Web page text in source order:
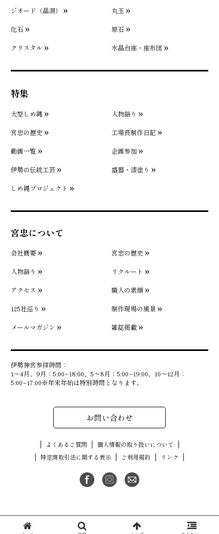
ジオード（晶洞）
丸玉
化石
原石
クリスタル
水晶台座・座布団
特集
大型しめ縄
人物語り
宮忠の歴史
工場長制作日記
動画一覧
企画参加
伊勢の伝統工芸
盛器・漆塗り
しめ縄プロジェクト
宮忠について
会社概要
宮忠の歴史
人物語り
リクルート
アクセス
職人の素顔
125社巡り
制作現場の風景
メールマガジン
雑誌掲載
伊勢神宮参拝時間：
1〜4月、9月：5:00~18:00、5〜8月：5:00~19:00、10〜12月：
5:00~17:00※年末年始は特別時間となります。
お問い合わせ
よくあるご質問
個人情報の取り扱いについて
特定商取引法に関する表示
ご利用規約 リンク
古物商許可番号：三重県公安委員会許可第551320183500号
Copyright (C) MIYACHU. All Rights Reserved.